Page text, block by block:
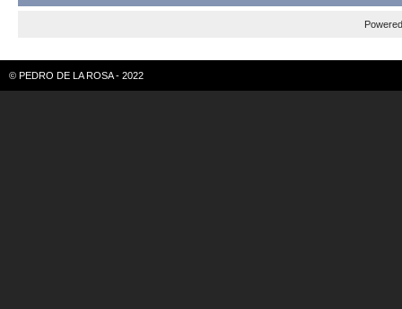
© PEDRO DE LA ROSA - 2022